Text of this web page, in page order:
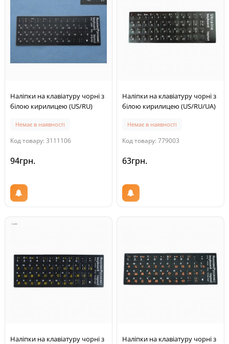
Наліпки на клавіатуру чорні з
білою кирилицею (US/RU)
Немає в наявності
Код товару: 3111106
94грн.
Наліпки на клавіатуру чорні з
білою кирилицею (US/RU/UA)
Немає в наявності
Код товару: 779003
63грн.
Наліпки на клавіатуру чорні з
Наліпки на клавіатуру чорні з